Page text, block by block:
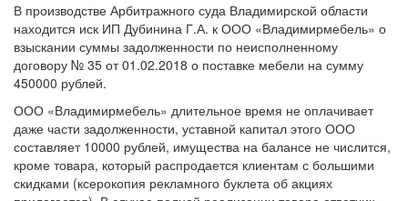
В производстве Арбитражного суда Владимирской области
находится иск ИП Дубинина Г.А. к ООО «Владимирмебель» о
взыскании суммы задолженности по неисполненному
договору № 35 от 01.02.2018 о поставке мебели на сумму
450000 рублей.
ООО «Владимирмебель» длительное время не оплачивает
даже части задолженности, уставной капитал этого ООО
составляет 10000 рублей, имущества на балансе не числится,
кроме товара, который распродается клиентам с большими
скидками (ксерокопия рекламного буклета об акциях